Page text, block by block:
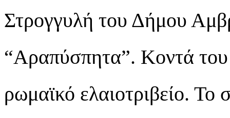
Στρογγυλή του Δήμου
“Αραπύσπητα”. Κοντά
ρωμαϊκό ελαιοτριβείο.